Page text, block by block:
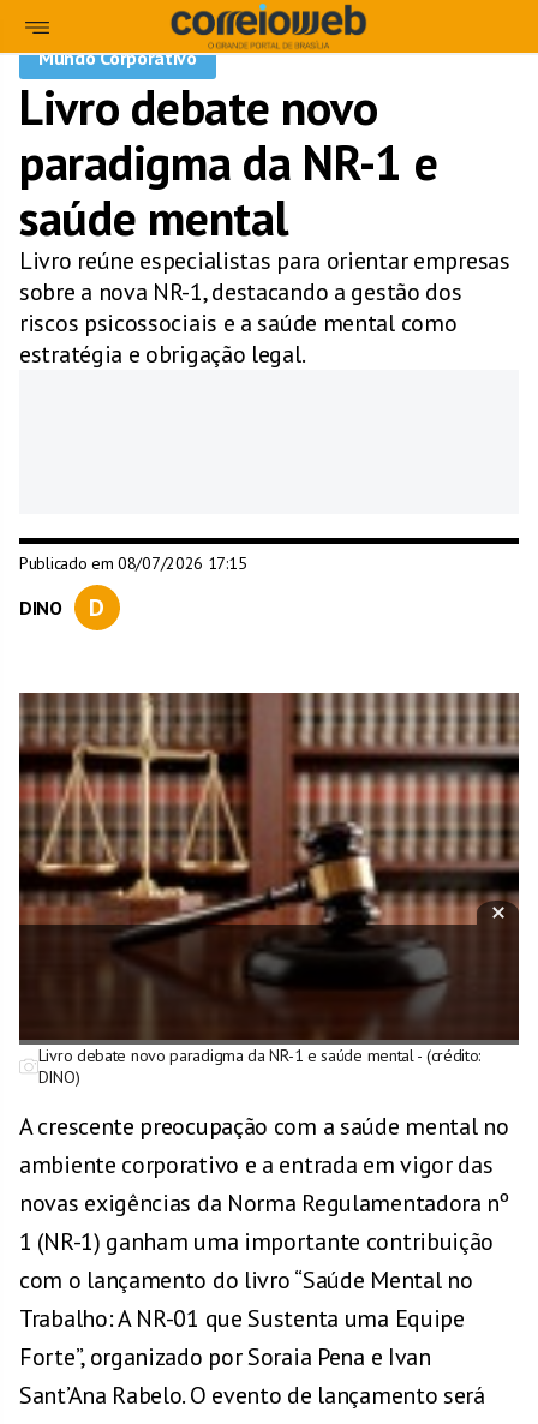
Mundo Corporativo
Livro debate novo
paradigma da NR-1 e
saúde mental
Livro reúne especialistas para orientar empresas
sobre a nova NR-1, destacando a gestão dos
riscos psicossociais e a saúde mental como
estratégia e obrigação legal.
Publicado em 08/07/2026 17:15
DINO D
Livro debate novo paradigma da NR-1 e saúde mental - (crédito:
DINO)
A crescente preocupação com a saúde mental no
ambiente corporativo e a entrada em vigor das
novas exigências da Norma Regulamentadora nº
1 (NR-1) ganham uma importante contribuição
com o lançamento do livro “Saúde Mental no
Trabalho: A NR-01 que Sustenta uma Equipe
Forte”, organizado por Soraia Pena e Ivan
Sant’Ana Rabelo. O evento de lançamento será